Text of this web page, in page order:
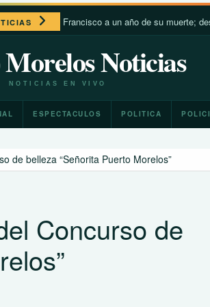
a Francisco a un año de su muerte; destaca su
Noticias
NOTICIAS EN VIVO
ESPECTACULOS POLITICA
de belleza “Señorita Puerto Morelos”
Concurso de